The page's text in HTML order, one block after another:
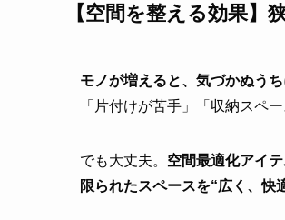
【空間を整える効果】
モノが増えると、気づかぬう
「片付けが苦手」「収納スペ
でも大丈夫。 空間最適化アイ
限られたスペースを“広く、快